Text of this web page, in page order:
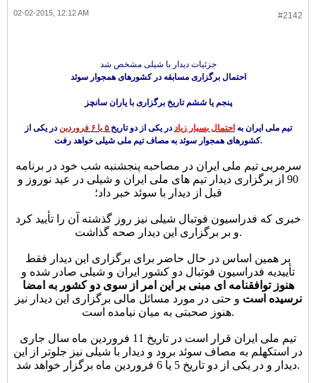
#2142
02-02-2015, 12:12 AM
جزئیات دیدار با شیلی مشخص شد
احتمال برگزاری مسابقه در کشورهای همجوار سوئد
پنجم یا ششم تاریخ برگزاری با یاران سانچز
تیم ملی ایران به احتمال بسیار زیاددر یکی از دو تاریخ ۵ یا ۶ فروردین
در یکی از
کشورهای همجوار سوئد به مصاف تیم ملی شیلی خواهد رفت.
سرمربی تیم ملی ایران در مصاحبه پنجشنبه شب خود در برنامه
90 از برگزاری دیدار تیم های ملی ایران و شیلی در عید نوروز و
قبل از دیدار با سوئد خبر داد؛
خبری که فدراسیون فوتبال شیلی نیز روز گذشته آن را تأیید کرد
و بر برگزاری این دیدار صحه گذاشت.
بر همین اساس در حال حاضر برای برگزاری این دیدار فقط
تأییدیه فدراسیون فوتبال دو کشور ایران و شیلی صادر شده و
هنوز توافقنامه ای مبنی بر این امر از سوی دو کشور به امضا
نرسیده است و حتی در مورد مسائل مالی برگزاری این دیدار نیز
هنوز صحبتی به میان نیامده است.
تیم ملی ایران قرار است در تاریخ 11 فروردین ماه سال جاری
در استکهلم به مصاف سوئد برود و دیدار با شیلی نیز جلوتر از این
دیدار و در یکی از دو تاریخ 5 یا 6 فروردین ماه برگزار خواهد شد.